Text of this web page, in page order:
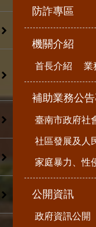
防詐專區
機關介紹
首長介紹 業
補助業務公
臺南市政府社
社區發展及人
家庭暴力、性
公開資訊
政府資訊公開